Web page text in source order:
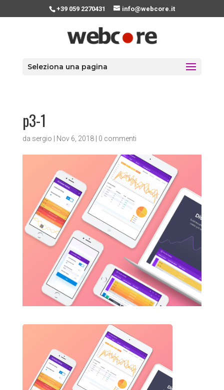
+39 059 2270431 info@webcore.it
Seleziona una pagina
p3-1
da sergio Nov 6, 2018| 0 commenti